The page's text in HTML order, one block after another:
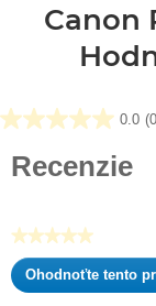
Canon
0.0
0.0
Recenzie
★★★★★
Žiadna
hodnota
Ohodnoťte tento
.